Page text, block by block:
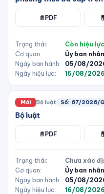
📄 PDF
Trạng thái:
Còn hiệu lực
Cơ quan:
Ủy ban
Ngày ban hành:
05/08/
Ngày hiệu lực:
15/08/2026
Mới Bộ luật Số: 67/2026/
Bộ luật
📄 PDF
Trạng thái:
Chưa xác
Cơ quan:
Ủy ban
Ngày ban hành:
05/08/
Ngày hiệu lực:
16/08/2026